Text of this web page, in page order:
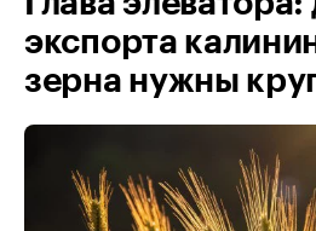
экспорта
зерна нужны